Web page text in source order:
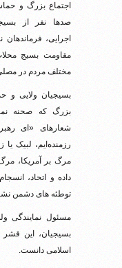
اجتماع بزرگ و
صدها نفر از
اجرایی،
مقاومت بسیج
مختلف مردم در
بسیجیان ولایی و
بزرگ که صحنه
شعارهای «ای رهبر
رزمنده‌ایم، لبیک
مرگ بر آمریکا،
داده و اتحاد،
توطئه های دشمن
مسئول نمایندگی
بسیجیان، این قشر
اسلامی دانست.